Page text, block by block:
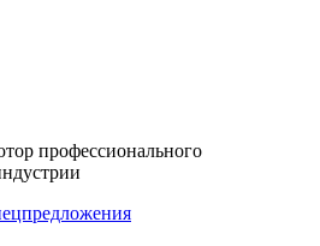
профессионального